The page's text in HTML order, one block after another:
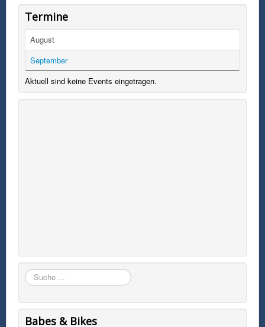
Termine
August
September
Aktuell sind keine Events eingetragen.
Suchen
Babes & Bikes